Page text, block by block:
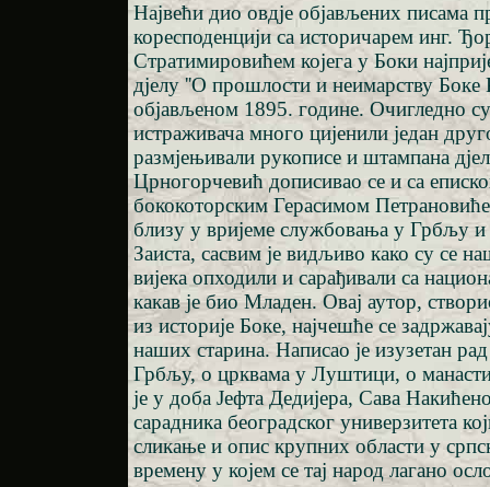
Највећи дио овдје објављених писама
коресподенцији са историчарем инг.
Стратимировићем којега у Боки
дјелу ''О прошлости и неимарству Боке
објављеном 1895. године. Очигледно
истраживача много цијенили један
размјењивали рукописе и штампана
Црногорчевић дописивао се и са
бококоторским Герасимом
близу у вријеме службовања у Грбљу
Заиста, сасвим је видљиво како су се
вијека опходили и сарађивали са
какав је био Младен. Овај аутор,
из историје Боке, најчешће се
наших старина. Написао је изузетан
Грбљу, о црквама у Луштици, о
је у доба Јефта Дедијера, Сава
сарадника београдског универзитета
сликање и опис крупних области у
времену у којем се тај народ лагано